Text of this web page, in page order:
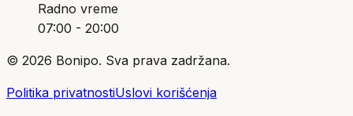
Radno vreme
07:00 - 20:00
© 2026 Bonipo. Sva prava zadržana.
Politika privatnostiUslovi korišćenja